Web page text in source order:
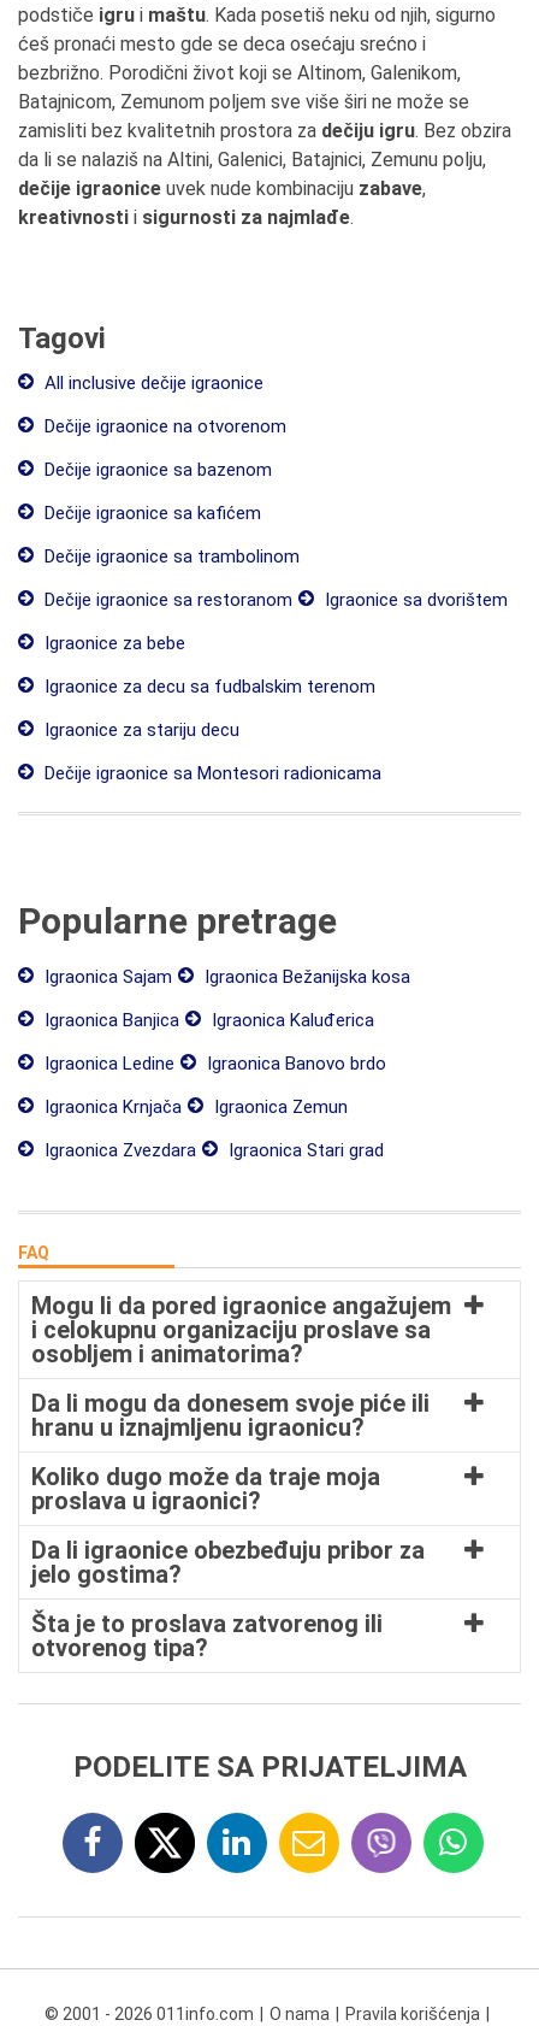
podstiče igru i maštu. Kada posetiš neku od njih, sigurno
ćeš pronaći mesto gde se deca osećaju srećno i
bezbrižno. Porodični život koji se Altinom, Galenikom,
Batajnicom, Zemunom poljem sve više širi ne može se
zamisliti bez kvalitetnih prostora za dečiju igru. Bez obzira
da li se nalaziš na Altini, Galenici, Batajnici, Zemunu polju,
dečije igraonice uvek nude kombinaciju zabave,
kreativnosti i sigurnosti za najmlađe.
Tagovi
All inclusive dečije igraonice
Dečije igraonice na otvorenom
Dečije igraonice sa bazenom
Dečije igraonice sa kafićem
Dečije igraonice sa trambolinom
Dečije igraonice sa restoranom
Igraonice sa dvorištem
Igraonice za bebe
Igraonice za decu sa fudbalskim terenom
Igraonice za stariju decu
Dečije igraonice sa Montesori radionicama
Popularne pretrage
Igraonica Sajam
Igraonica Bežanijska kosa
Igraonica Banjica
Igraonica Kaluđerica
Igraonica Ledine
Igraonica Banovo brdo
Igraonica Krnjača
Igraonica Zemun
Igraonica Zvezdara
Igraonica Stari grad
FAQ
Mogu li da pored igraonice angažujem
i celokupnu organizaciju proslave sa
osobljem i animatorima?
Da li mogu da donesem svoje piće ili
hranu u iznajmljenu igraonicu?
Koliko dugo može da traje moja
proslava u igraonici?
Da li igraonice obezbeđuju pribor za
jelo gostima?
Šta je to proslava zatvorenog ili
otvorenog tipa?
PODELITE SA PRIJATELJIMA
© 2001 - 2026 011info.com O nama Pravila korišćenja